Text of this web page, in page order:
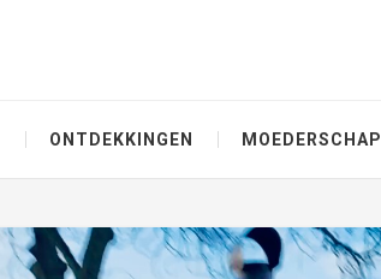
ONTDEKKINGEN MOEDERSCHAP